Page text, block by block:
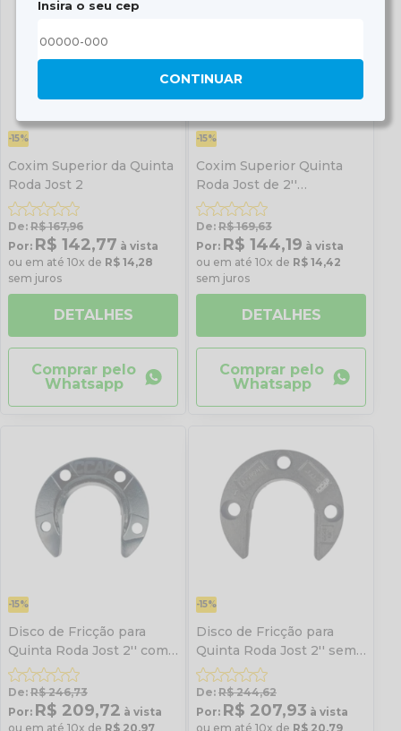
Insira o seu cep
CONTINUAR
-15%
Coxim Superior da Quinta
Roda Jost 2
De: R$ 167,96
Por: R$ 142,77 à vista
ou em até 10x de R$ 14,28
sem juros
DETALHES
Comprar pelo
Whatsapp
-15%
Coxim Superior Quinta
Roda Jost de 2''
JSK37C/CW/CX/XCW
De: R$ 169,63
Por: R$ 144,19 à vista
ou em até 10x de R$ 14,42
sem juros
DETALHES
Comprar pelo
Whatsapp
-15%
Disco de Fricção para
Quinta Roda Jost 2'' com
4 Furos sem Parafuso
De: R$ 246,73
Por: R$ 209,72 à vista
ou em até 10x de R$ 20,97
-15%
Disco de Fricção para
Quinta Roda Jost 2'' sem
Parafuso JSK 37C
De: R$ 244,62
Por: R$ 207,93 à vista
ou em até 10x de R$ 20,79